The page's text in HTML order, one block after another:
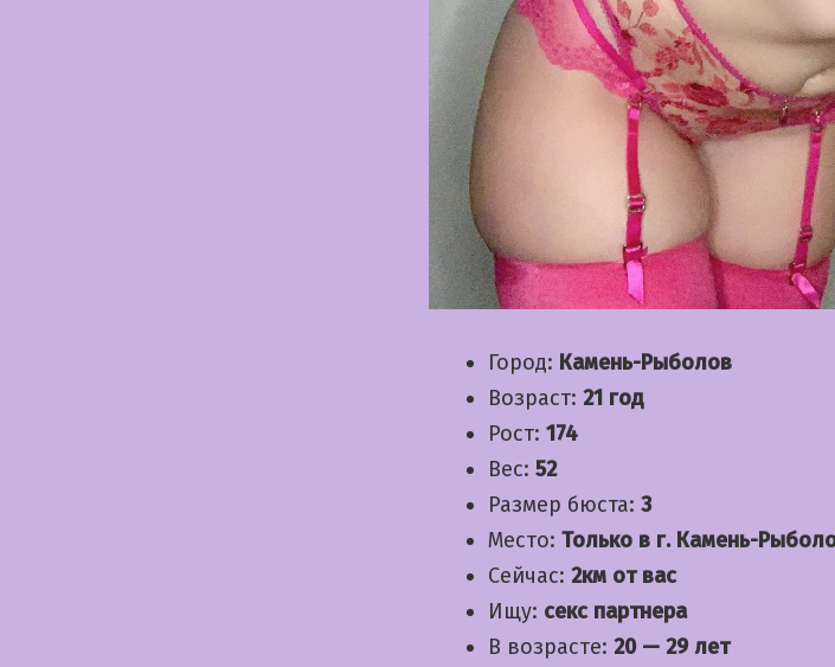
Город: Камень-Рыболов
Возраст: 21 год
Рост: 174
Вес: 52
Размер бюста: 3
Место: Только в г. Камень-
Сейчас: 2км от вас
Ищу: секс партнера
В возрасте: 20 — 29 лет